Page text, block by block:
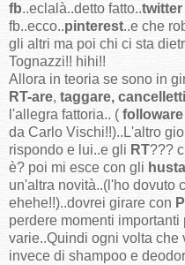
fb..eclalà..detto fatto..twitter
fb..ecco..pinterest..e che
gli altri ma poi chi ci sta
Tognazzi!! hihi!!
Allora in teoria se sono in
RT-are, taggare, cancelletti
l'allegra fattoria.. ( followare
da Carlo Vischi!!)..L'altro
rispondo e lui..e gli RT???
è? poi mi esce con gli
un'altra novità..(l'ho dovuto
ehehe!!)..dovrei girare con
perdere momenti
varie..Quindi ogni volta che
invece di shampoo e